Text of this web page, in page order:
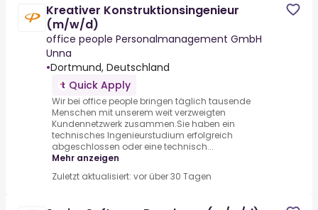
Kreativer Konstruktionsingenieur
(m/w/d)
office people Personalmanagement GmbH
Unna
•Dortmund, Deutschland
Quick Apply
Wir bei office people bringen täglich tausende
Menschen mit unserem weit verzweigten
Kundennetzwerk zusammen.Sie haben ein
technisches Ingenieurstudium erfolgreich
abgeschlossen oder eine technisch...
Mehr anzeigen
Zuletzt aktualisiert: vor über 30 Tagen